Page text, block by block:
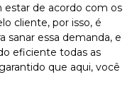
de acordo com os
cliente, por isso, é
sanar essa demanda, e
eficiente todas as
que aqui, você